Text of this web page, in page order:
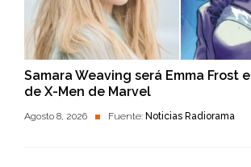
Samara Weaving será Emma Frost
de X-Men de Marvel
Agosto 8, 2026 Fuente: Noticias Radiorama